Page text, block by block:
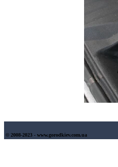
© 2008-2023 - www.gorodkiev.com.ua